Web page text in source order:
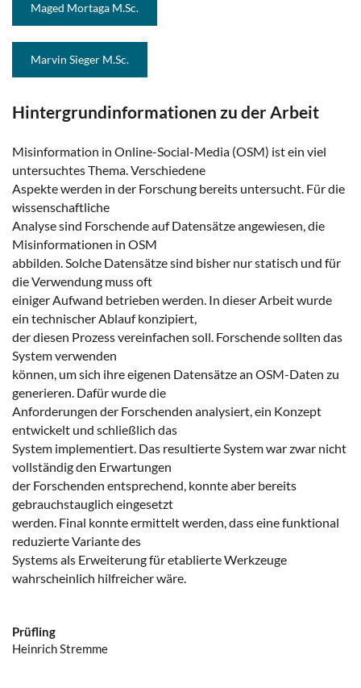
Maged Mortaga M.Sc.
Marvin Sieger M.Sc.
Hintergrundinformationen zu der Arbeit
Misinformation in Online-Social-Media (OSM) ist ein viel
untersuchtes Thema. Verschiedene
Aspekte werden in der Forschung bereits untersucht. Für die
wissenschaftliche
Analyse sind Forschende auf Datensätze angewiesen, die
Misinformationen in OSM
abbilden. Solche Datensätze sind bisher nur statisch und für
die Verwendung muss oft
einiger Aufwand betrieben werden. In dieser Arbeit wurde
ein technischer Ablauf konzipiert,
der diesen Prozess vereinfachen soll. Forschende sollten das
System verwenden
können, um sich ihre eigenen Datensätze an OSM-Daten zu
generieren. Dafür wurde die
Anforderungen der Forschenden analysiert, ein Konzept
entwickelt und schließlich das
System implementiert. Das resultierte System war zwar nicht
vollständig den Erwartungen
der Forschenden entsprechend, konnte aber bereits
gebrauchstauglich eingesetzt
werden. Final konnte ermittelt werden, dass eine funktional
reduzierte Variante des
Systems als Erweiterung für etablierte Werkzeuge
wahrscheinlich hilfreicher wäre.
Prüfling
Heinrich Stremme